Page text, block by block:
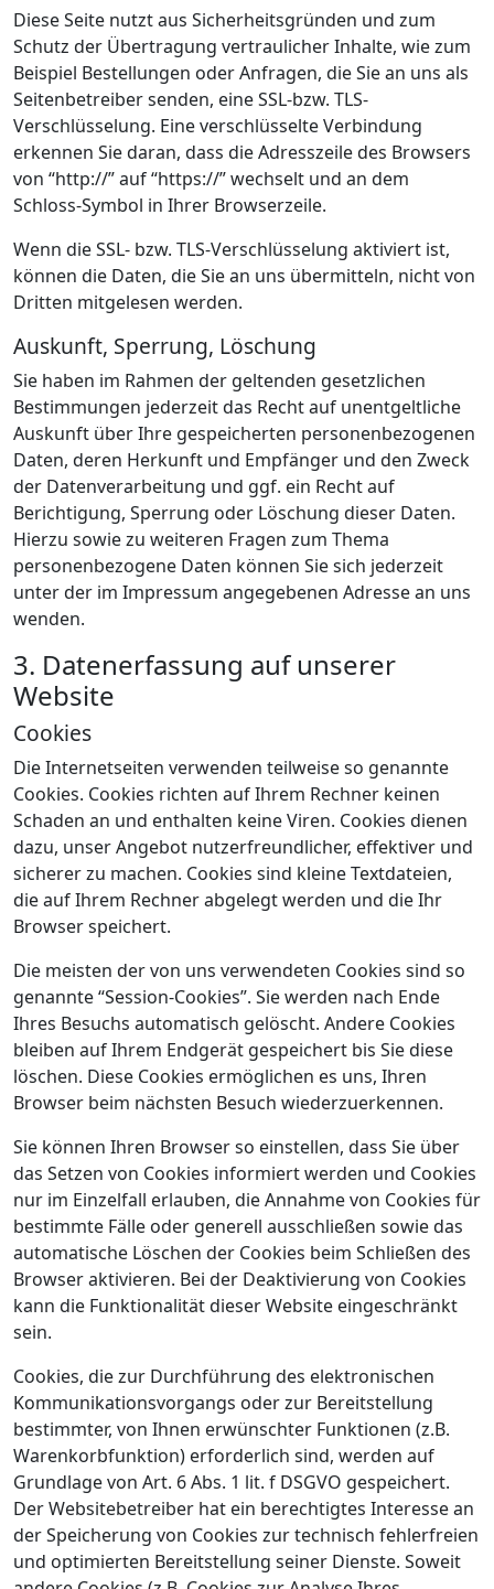
Diese Seite nutzt aus Sicherheitsgründen und zum
Schutz der Übertragung vertraulicher Inhalte, wie zum
Beispiel Bestellungen oder Anfragen, die Sie an uns als
Seitenbetreiber senden, eine SSL-bzw. TLS-
Verschlüsselung. Eine verschlüsselte Verbindung
erkennen Sie daran, dass die Adresszeile des Browsers
von “http://” auf “https://” wechselt und an dem
Schloss-Symbol in Ihrer Browserzeile.
Wenn die SSL- bzw. TLS-Verschlüsselung aktiviert ist,
können die Daten, die Sie an uns übermitteln, nicht von
Dritten mitgelesen werden.
Auskunft, Sperrung, Löschung
Sie haben im Rahmen der geltenden gesetzlichen
Bestimmungen jederzeit das Recht auf unentgeltliche
Auskunft über Ihre gespeicherten personenbezogenen
Daten, deren Herkunft und Empfänger und den Zweck
der Datenverarbeitung und ggf. ein Recht auf
Berichtigung, Sperrung oder Löschung dieser Daten.
Hierzu sowie zu weiteren Fragen zum Thema
personenbezogene Daten können Sie sich jederzeit
unter der im Impressum angegebenen Adresse an uns
wenden.
3. Datenerfassung auf unserer
Website
Cookies
Die Internetseiten verwenden teilweise so genannte
Cookies. Cookies richten auf Ihrem Rechner keinen
Schaden an und enthalten keine Viren. Cookies dienen
dazu, unser Angebot nutzerfreundlicher, effektiver und
sicherer zu machen. Cookies sind kleine Textdateien,
die auf Ihrem Rechner abgelegt werden und die Ihr
Browser speichert.
Die meisten der von uns verwendeten Cookies sind so
genannte “Session-Cookies”. Sie werden nach Ende
Ihres Besuchs automatisch gelöscht. Andere Cookies
bleiben auf Ihrem Endgerät gespeichert bis Sie diese
löschen. Diese Cookies ermöglichen es uns, Ihren
Browser beim nächsten Besuch wiederzuerkennen.
Sie können Ihren Browser so einstellen, dass Sie über
das Setzen von Cookies informiert werden und Cookies
nur im Einzelfall erlauben, die Annahme von Cookies für
bestimmte Fälle oder generell ausschließen sowie das
automatische Löschen der Cookies beim Schließen des
Browser aktivieren. Bei der Deaktivierung von Cookies
kann die Funktionalität dieser Website eingeschränkt
sein.
Cookies, die zur Durchführung des elektronischen
Kommunikationsvorgangs oder zur Bereitstellung
bestimmter, von Ihnen erwünschter Funktionen (z.B.
Warenkorbfunktion) erforderlich sind, werden auf
Grundlage von Art. 6 Abs. 1 lit. f DSGVO gespeichert.
Der Websitebetreiber hat ein berechtigtes Interesse an
der Speicherung von Cookies zur technisch fehlerfreien
und optimierten Bereitstellung seiner Dienste. Soweit